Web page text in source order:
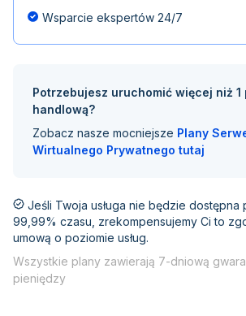
Wsparcie ekspertów 24/7
Potrzebujesz uruchomić więcej niż 1
handlową?
Zobacz nasze mocniejsze Plany
Wirtualnego Prywatnego tutaj
Jeśli Twoja usługa nie będzie dostępna
99,99% czasu, zrekompensujemy Ci to
umową o poziomie usług.
Wszystkie plany zawierają 7-dniową
pieniędzy